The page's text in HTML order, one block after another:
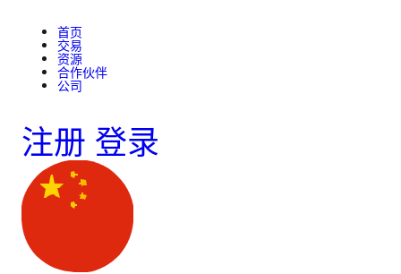
首页
交易
资源
合作伙伴
公司
注册 登录